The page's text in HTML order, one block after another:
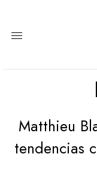
Matthieu
tendencias